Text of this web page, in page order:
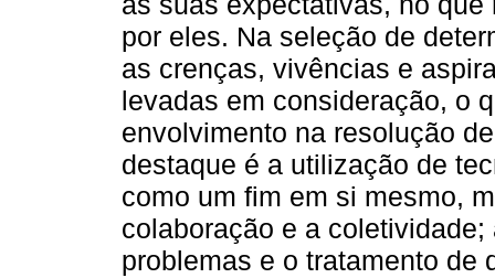
por eles. Na seleção de
as crenças, vivências e
levadas em consideração, o
envolvimento na resolução
destaque é a utilização de
como um fim em si mesmo,
colaboração e a
problemas e o tratamento de